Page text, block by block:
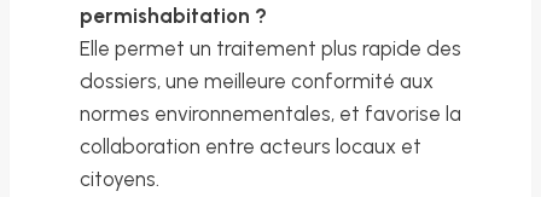
permishabitation ?
Elle permet un traitement plus rapide des
dossiers, une meilleure conformité aux
normes environnementales, et favorise la
collaboration entre acteurs locaux et
citoyens.